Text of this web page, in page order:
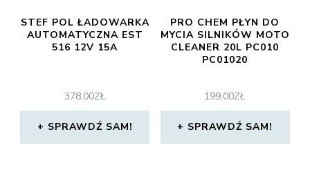
STEF POL ŁADOWARKA
AUTOMATYCZNA EST
516 12V 15A
378,00ZŁ
SPRAWDŹ SAM!
PRO CHEM PŁYN DO
MYCIA SILNIKÓW MOTO
CLEANER 20L PC010
PC01020
199,00ZŁ
SPRAWDŹ SAM!